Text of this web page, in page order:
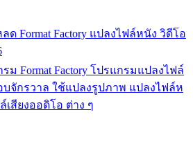
ลด Format Factory แปลงไฟล์หนัง วิดีโอ
ม Format Factory โปรแกรมแปลงไฟล์
บจักรวาล ใช้แปลงรูปภาพ แปลงไฟล์ห
เสียงออดิโอ ต่าง ๆ